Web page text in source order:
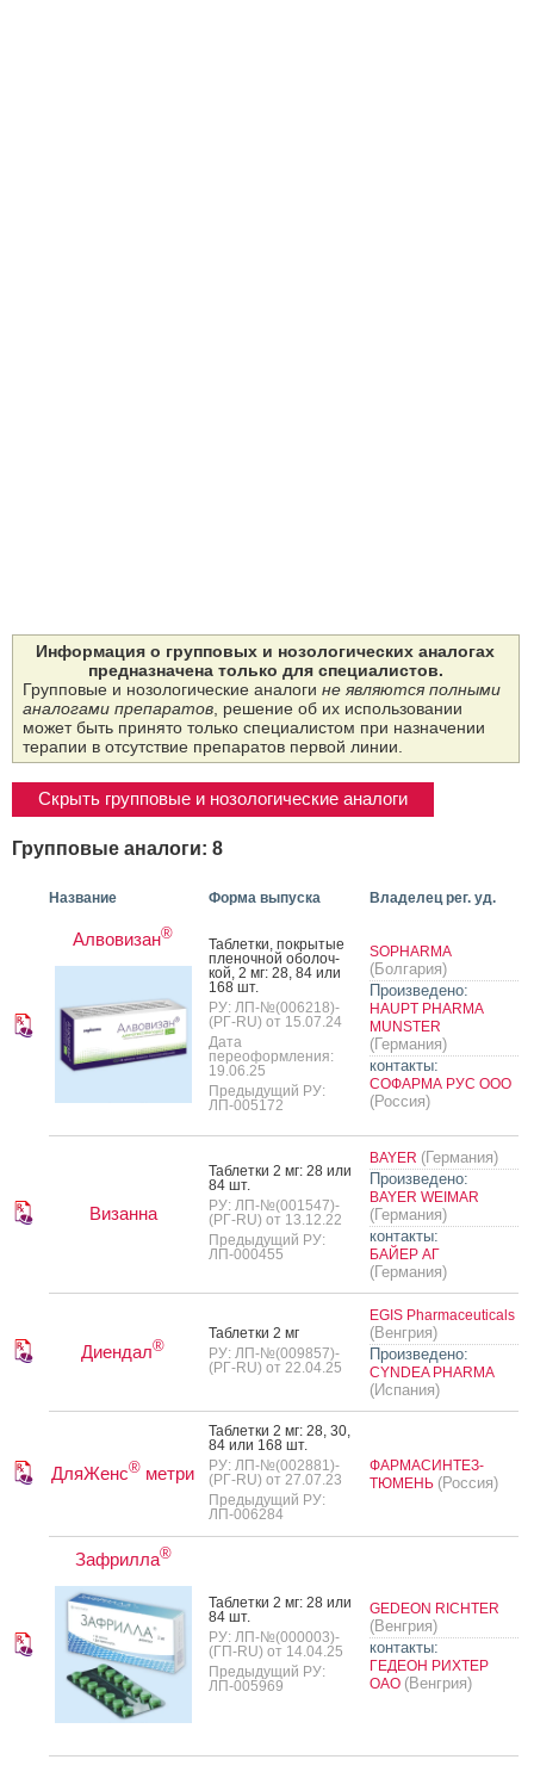
Информация о групповых и нозологических аналогах
предназначена только для специалистов.
Групповые и нозологические аналоги не являются полными
аналогами препаратов, решение об их использовании
может быть принято только специалистом при назначении
терапии в отсутствие препаратов первой линии.
Скрыть групповые и нозологические аналоги
Групповые аналоги: 8
Название Форма выпуска Владелец рег. уд.
Алвовизан®
Таб­летки, пок­ры­тые
пле­ноч­ной обо­лоч­
кой, 2 мг: 28, 84 или
168 шт.
РУ: ЛП-№(006218)-
(РГ-RU) от 15.07.24
Дата
переоформления:
19.06.25
Предыдущий РУ:
ЛП-005172
SOPHARMA
(Болгария)
Произведено:
HAUPT PHARMA
MUNSTER
(Германия)
контакты:
СОФАРМА РУС ООО
(Россия)
Визанна
Таб­летки 2 мг: 28 или
84 шт.
РУ: ЛП-№(001547)-
(РГ-RU) от 13.12.22
Предыдущий РУ:
ЛП-000455
BAYER (Германия)
Произведено:
BAYER WEIMAR
(Германия)
контакты:
БАЙЕР АГ
(Германия)
Диендал®
Таб­летки 2 мг
РУ: ЛП-№(009857)-
(РГ-RU) от 22.04.25
EGIS Pharmaceuticals
(Венгрия)
Произведено:
CYNDEA PHARMA
(Испания)
ДляЖенс® метри
Таб­летки 2 мг: 28, 30,
84 или 168 шт.
РУ: ЛП-№(002881)-
(РГ-RU) от 27.07.23
Предыдущий РУ:
ЛП-006284
ФАРМАСИНТЕЗ-
ТЮМЕНЬ (Россия)
Зафрилла®
Таб­летки 2 мг: 28 или
84 шт.
РУ: ЛП-№(000003)-
(ГП-RU) от 14.04.25
Предыдущий РУ:
ЛП-005969
GEDEON RICHTER
(Венгрия)
контакты:
ГЕДЕОН РИХТЕР
ОАО (Венгрия)